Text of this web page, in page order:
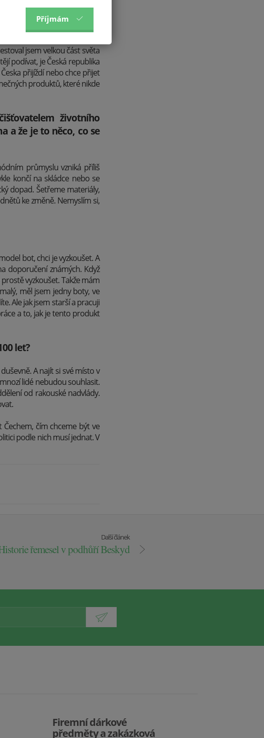
jak jste zmínil, značka. Ta
skupině.
jsem velkou část světa
podívat, je Česká republika
přijíždí nebo chce přijet
produktů, které nikde
životního
a že je to něco, co se
průmyslu vzniká příliš
končí na skládce nebo se
dopad. Šetřeme materiály,
ke změně. Nemyslím si,
bot, chci je vyzkoušet. A
doporučení známých. Když
vyzkoušet. Takže mám
měl jsem jedny boty, ve
Ale jak jsem starší a pracuji
a to, jak je tento produkt
let?
A najít si své místo v
lidé nebudou souhlasit.
od rakouské nadvlády.
čím chceme být ve
podle nich musí jednat. V
Další článek
řemesel v podhůří Beskyd
Firemní dárkové
předměty a zakázková
Příjmám